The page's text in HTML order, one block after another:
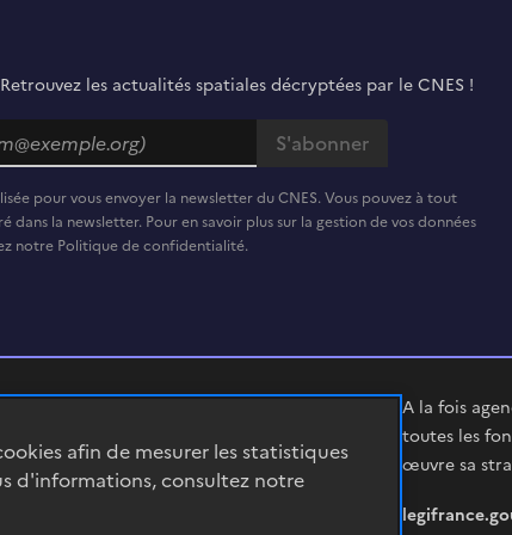
afin de mesurer les statistiques
d'informations, consultez notre
les actualités spatiales décryptées par le CNES !
pour vous envoyer la newsletter du CNES. Vous pouvez à tout
la newsletter. Pour en savoir plus sur la gestion de vos données
notre Politique de confidentialité.
A la fois
toutes les
œuvre sa